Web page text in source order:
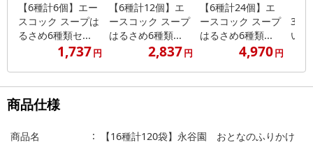
【6種計6個】エー
スコック スープは
るさめ6種類セ...
1,737円
【6種計12個】エ
ースコック スープ
はるさめ6種類...
2,837円
【6種計24個】エ
ースコック スープ
はるさめ6種類...
4,970円
3個
い
商品仕様
商品名
【16種計120袋】永谷園 おとなのふりかけ